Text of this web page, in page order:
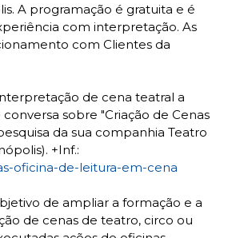
A programação é gratuita e é
com interpretação. As
com Clientes da
de cena teatral a
sobre "Criação de Cenas
da sua companhia Teatro
+Inf.:
oficina-de-leitura-em-cena
de ampliar a formação e a
de cenas de teatro, circo ou